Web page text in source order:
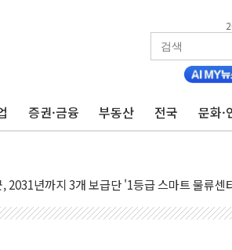
증권·금융 부동산 전국 문화·
래위원회
회 "R&D직 주 52시간제 개선해야…기술격차
년 임금협약 타결…연봉 6.3% 인상
2031년까지 3개 보급단 '1등급 스마트 물류센
글로벌 투자 정보 GAM - 맛보기편 (8/7)